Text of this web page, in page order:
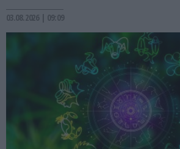
03.08.2026 | 09:09